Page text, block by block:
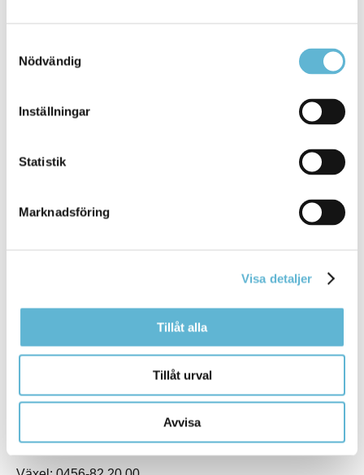
Nödvändig
Inställningar
Statistik
Marknadsföring
Visa detaljer
Tillåt alla
Tillåt urval
Avvisa
Kommunhuset, Storgatan 48
Box 18, 295 21 Bromölla
kommunstyrelsen@bromolla.se